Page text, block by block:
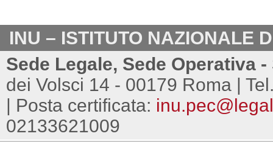
INU – ISTITUTO NAZIONALE
Sede Legale, Sede Operativa
dei Volsci 14 - 00179 Roma |
| Posta certificata:
02133621009